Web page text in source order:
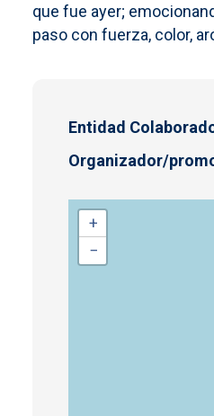
que fue ayer;
paso con fuerza, color,
Entidad
Organizador/
+
−